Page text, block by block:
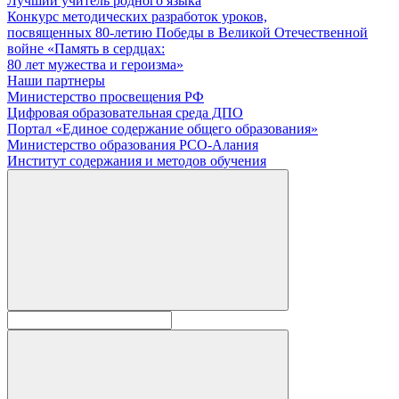
Конкурс методических разработок уроков,
посвященных 80-летию Победы в Великой Отечественной
войне «Память в сердцах:
80 лет мужества и героизма»
Наши партнеры
Министерство просвещения РФ
Цифровая образовательная среда ДПО
Портал «Единое содержание общего образования»
Министерство образования РСО-Алания
Институт содержания и методов обучения